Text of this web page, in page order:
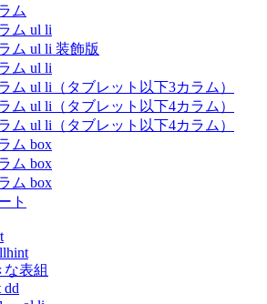
ム
ム ul li
ム ul li 装飾版
ム ul li
ム ul li（タブレット以下3カラム）
ム ul li（タブレット以下4カラム）
ム ul li（タブレット以下4カラム）
ム box
ム box
ム box
ト
な表組
dd